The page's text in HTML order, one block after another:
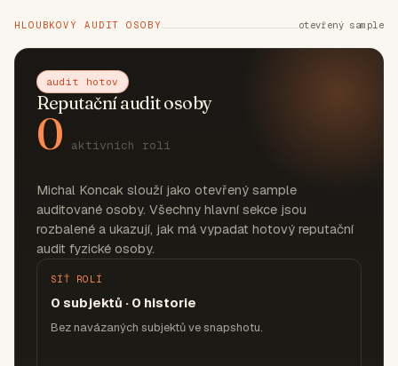
HLOUBKOVÝ AUDIT OSOBY otevřený sample
audit hotov
Reputační audit osoby
0 aktivních rolí
Michal Koncak slouží jako otevřený sample
auditované osoby. Všechny hlavní sekce jsou
rozbalené a ukazují, jak má vypadat hotový reputační
audit fyzické osoby.
SÍŤ ROLÍ
0 subjektů · 0 historie
Bez navázaných subjektů ve snapshotu.